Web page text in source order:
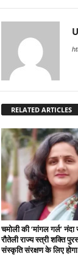
RELATED ARTICLES
चमोली की ‘मांगल गर्ल’
रौतेली राज्य स्त्री शक्ति
संस्कृति संरक्षण के लिए